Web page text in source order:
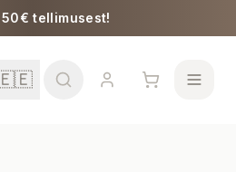
tellimusest!